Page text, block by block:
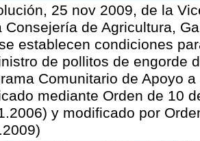
25 nov 2009, de la
Consejería de Agricultura,
establecen condiciones
de pollitos de engorde
Comunitario de Apoyo
mediante Orden de 10
y modificado por